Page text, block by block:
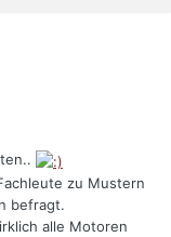
zu Mustern
befragt.
alle Motoren